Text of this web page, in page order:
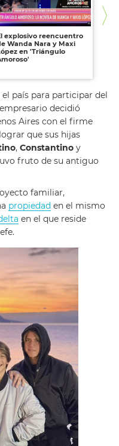
explosivo reencuentro
Wanda Nara y Maxi
en 'Triángulo
país para participar del
decidió
Aires con el firme
que sus hijas
, Constantino y
fruto de su antiguo
familiar,
propiedad en el mismo
en el que reside